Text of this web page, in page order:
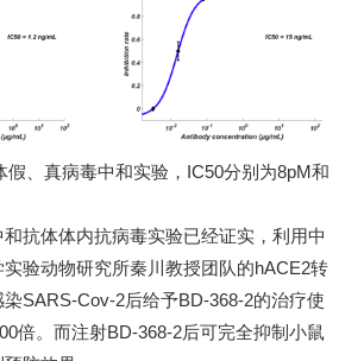
、真病毒中和实验，IC50分别为8pM和
体体内抗病毒实验已经证实，利用中
验动物研究所秦川教授团队的hACE2转
SARS-Cov-2后给予BD-368-2的治疗使
倍。而注射BD-368-2后可完全抑制小鼠